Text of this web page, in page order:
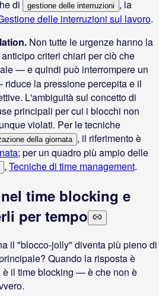
di
gestione delle interruzioni
, la
delle interruzioni sul lavoro.
Non tutte le urgenze hanno la
criteri chiari per ciò che
— e quindi può interrompere un
la pressione percepita e il
L'ambiguità sul concetto di
principali per cui i blocchi non
violati. Per le tecniche
della giornata , il riferimento è
; per un quadro più ampio delle
, Tecniche di time management.
time blocking e
per tempo
il "blocco-jolly" diventa più pieno di
Quando la risposta è
il time blocking — è che non è